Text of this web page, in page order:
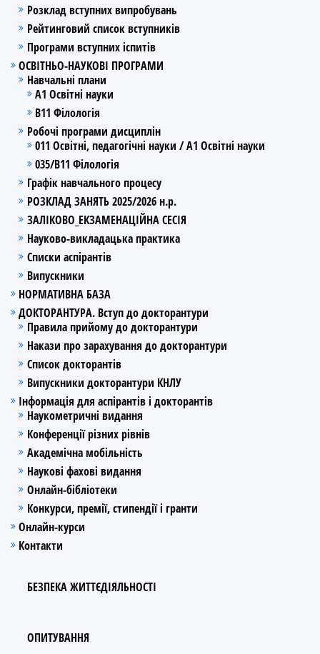
Розклад вступних випробувань
Рейтинговий список вступників
Програми вступних іспитів
ОСВІТНЬО-НАУКОВІ ПРОГРАМИ
Навчальні плани
А1 Освітні науки
В11 Філологія
Робочі програми дисциплін
011 Освітні, педагогічні науки / А1 Освітні науки
035/В11 Філологія
Графік навчального процесу
РОЗКЛАД ЗАНЯТЬ 2025/2026 н.р.
ЗАЛІКОВО_ЕКЗАМЕНАЦІЙНА СЕСІЯ
Науково-викладацька практика
Списки аспірантів
Випускники
НОРМАТИВНА БАЗА
ДОКТОРАНТУРА. Вступ до докторантури
Правила прийому до докторантури
Накази про зарахування до докторантури
Список докторантів
Випускники докторантури КНЛУ
Інформація для аспірантів і докторантів
Наукометричні видання
Конференції різних рівнів
Академічна мобільність
Наукові фахові видання
Онлайн-бібліотеки
Конкурси, премії, стипендії і гранти
Онлайн-курси
Контакти
БЕЗПЕКА ЖИТТЄДІЯЛЬНОСТІ
ОПИТУВАННЯ